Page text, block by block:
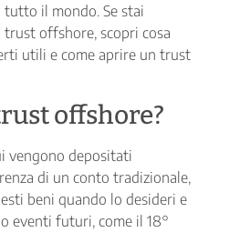
il mondo. Se stai
trust offshore, scopri cosa
utili e come aprire un trust
offshore?
vengono depositati
di un conto tradizionale,
beni quando lo desideri e
eventi futuri, come il 18°